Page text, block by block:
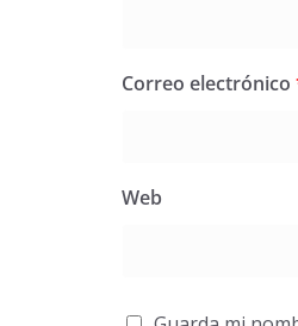
Correo electrónico
Web